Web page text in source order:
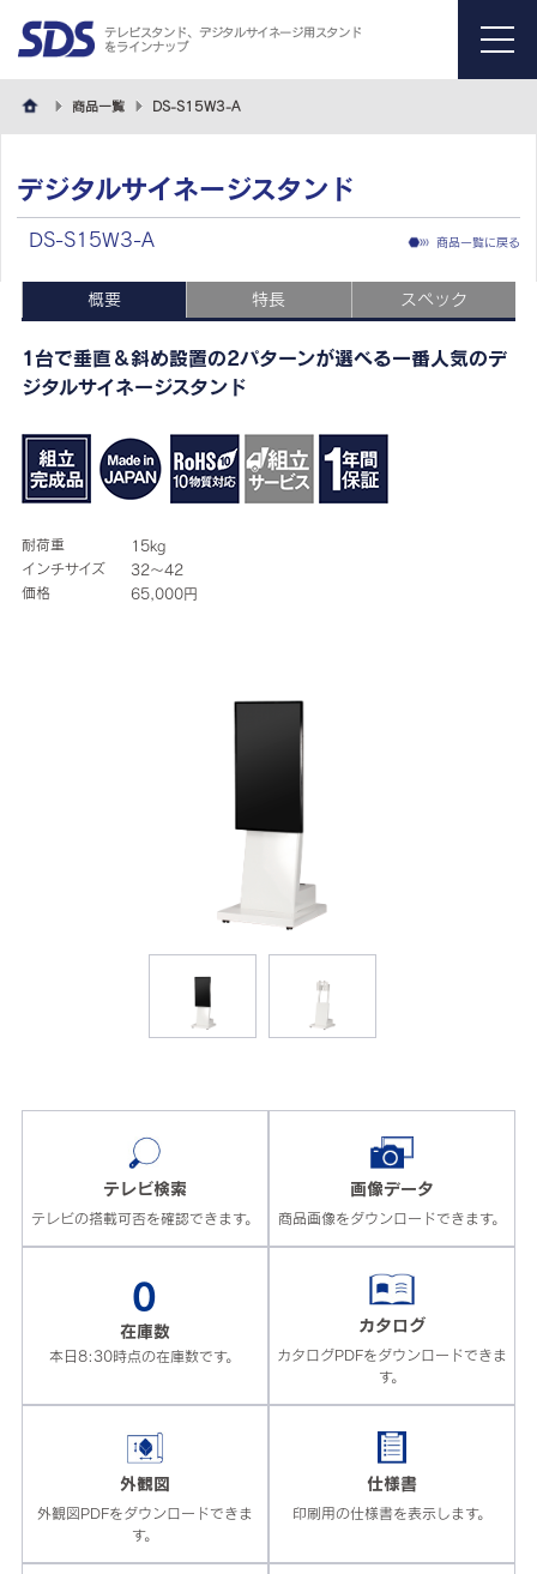
テレビスタンド、デジタルサイネージ用スタンド
をラインナップ
menu
商品一覧 DS-S15W3-A
デジタルサイネージスタンド
DS-S15W3-A 商品一覧に戻る
概要 特長 スペック
1台で垂直＆斜め設置の2パターンが選べる一番人気のデ
ジタルサイネージスタンド
耐荷重
15kg
インチサイズ
32～42
価格
65,000円
テレビ検索
テレビの搭載可否を確認できます。
画像データ
商品画像をダウンロードできます。
0
在庫数
本日8:30時点の在庫数です。
カタログ
カタログPDFをダウンロードできま
す。
外観図
外観図PDFをダウンロードできま
す。
仕様書
印刷用の仕様書を表示します。